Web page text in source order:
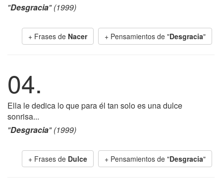
"Desgracia" (1999)
+ Frases de Nacer + Pensamientos de "Desgracia"
04.
Ella le dedica lo que para él tan solo es una dulce
sonrisa...
"Desgracia" (1999)
+ Frases de Dulce + Pensamientos de "Desgracia"